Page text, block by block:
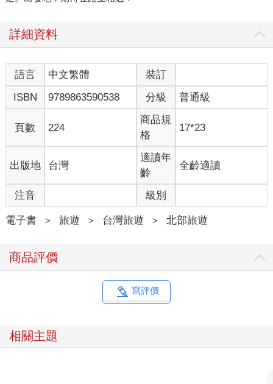
詳細資料
語言 中文繁體
裝訂
ISBN
9789863590538 分級 普通級
頁數 224
商品規
格
17*23
出版地 台灣
適讀年
齡
全齡適讀
注音 級別
電子書 ＞ 旅遊 ＞ 台灣旅遊 ＞ 北部旅遊
商品評價
寫評價
相關主題